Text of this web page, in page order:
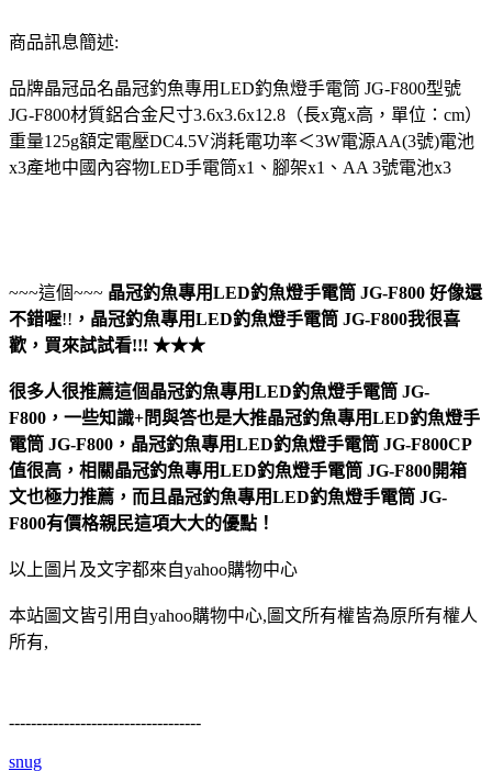
商品訊息簡述:
品牌晶冠品名晶冠釣魚專用LED釣魚燈手電筒 JG-F800型號
JG-F800材質鋁合金尺寸3.6x3.6x12.8（長x寬x高，單位：cm）
重量125g額定電壓DC4.5V消耗電功率＜3W電源AA(3號)電池
x3產地中國內容物LED手電筒x1、腳架x1、AA 3號電池x3
~~~這個~~~ 晶冠釣魚專用LED釣魚燈手電筒 JG-F800 好像還
不錯喔!! ， 晶冠釣魚專用LED釣魚燈手電筒 JG-F800我很喜
歡，買來試試看!!! ★★★
很多人很推薦這個晶冠釣魚專用LED釣魚燈手電筒 JG-
F800，一些知識+問與答也是大推晶冠釣魚專用LED釣魚燈手
電筒 JG-F800，晶冠釣魚專用LED釣魚燈手電筒 JG-F800CP
值很高，相關晶冠釣魚專用LED釣魚燈手電筒 JG-F800開箱
文也極力推薦，而且晶冠釣魚專用LED釣魚燈手電筒 JG-
F800有價格親民這項大大的優點！
以上圖片及文字都來自yahoo購物中心
本站圖文皆引用自yahoo購物中心,圖文所有權皆為原所有權人
所有,
-----------------------------------
snug